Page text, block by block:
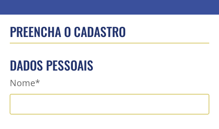
PREENCHA O CADASTRO
DADOS PESSOAIS
Nome*